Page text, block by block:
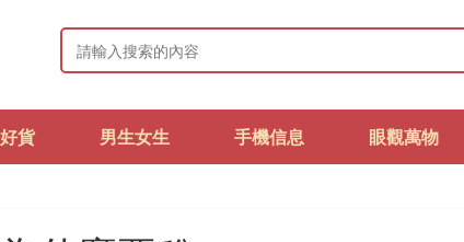
貨 男生女生 手機信息 眼觀萬物